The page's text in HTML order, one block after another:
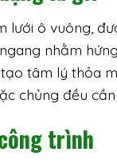
ô vuông,
nhằm
tâm lý thỏa
chủng đều
trình